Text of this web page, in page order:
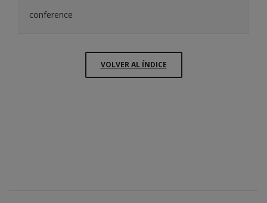
conference
VOLVER AL ÍNDICE